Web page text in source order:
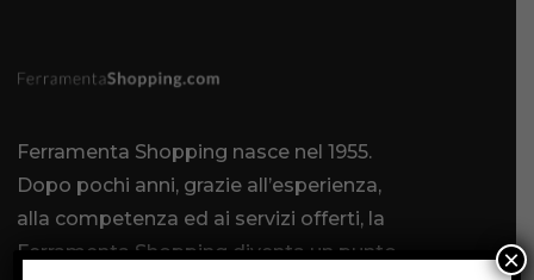
Ferramenta Shopping nasce nel 1955.
Dopo pochi anni, grazie all’esperienza,
alla competenza ed ai servizi offerti, la
Ferramenta Shopping diventa un punto
×